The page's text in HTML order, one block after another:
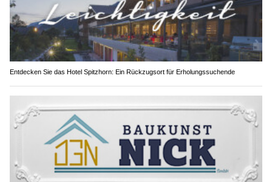
Entdecken Sie das Hotel Spitzhorn: Ein Rückzugsort für Erholungssuchende